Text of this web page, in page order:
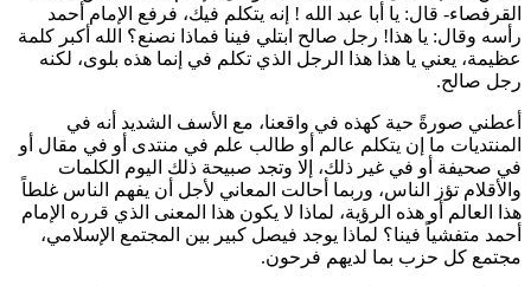
القرفصاء- قال: يا أبا عبد الله ! إنه يتكلم فيك، فرفع الإمام أحمد
رأسه وقال: يا هذا! رجل صالح ابتلي فينا فماذا نصنع؟ الله أكبر كلمة
عظيمة، يعني يا هذا هذا الرجل الذي تكلم في إنما هذه بلوى، لكنه
رجل صالح.
أعطني صورةً حية كهذه في واقعنا، مع الأسف الشديد أنه في
المنتديات ما إن يتكلم عالم أو طالب علم في منتدى أو في مقال أو
في صحيفة أو في غير ذلك، إلا وتجد صبيحة ذلك اليوم الكلمات
والأقلام تؤز الناس، وربما أحالت المعاني لأجل أن يفهم الناس غلطاً
هذا العالم أو هذه الرؤية، لماذا لا يكون هذا المعنى الذي قرره الإمام
أحمد متفشياً فينا؟ لماذا يوجد فيصل كبير بين المجتمع الإسلامي،
مجتمع كل حزب بما لديهم فرحون.